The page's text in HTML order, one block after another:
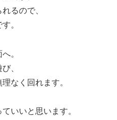
るので、
。
。
、
なく回れます。
いいと思います。